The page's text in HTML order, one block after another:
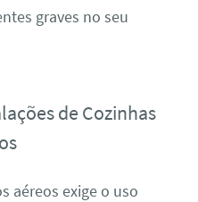
graves no seu
de Cozinhas
aéreos exige o uso